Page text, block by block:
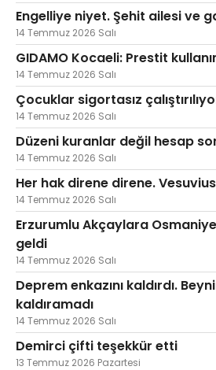
Engelliye niyet. Şehit ailesi ve
14 Temmuz 2026 Salı
GIDAMO Kocaeli: Prestit
14 Temmuz 2026 Salı
Çocuklar sigortasız
14 Temmuz 2026 Salı
Düzeni kuranlar değil hesap
14 Temmuz 2026 Salı
Her hak direne direne.
14 Temmuz 2026 Salı
Erzurumlu Akçaylara
geldi
14 Temmuz 2026 Salı
Deprem enkazını kaldırdı.
kaldıramadı
14 Temmuz 2026 Salı
Demirci çifti teşekkür etti
13 Temmuz 2026 Pazartesi